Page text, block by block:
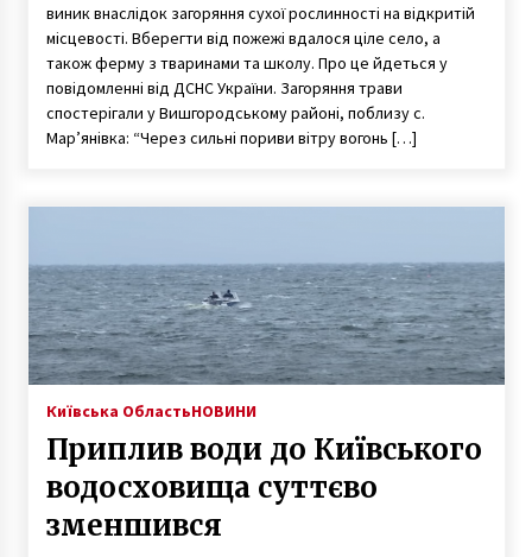
виник внаслідок загоряння сухої рослинності на відкритій
місцевості. Вберегти від пожежі вдалося ціле село, а
також ферму з тваринами та школу. Про це йдеться у
повідомленні від ДСНС України. Загоряння трави
спостерігали у Вишгородському районі, поблизу с.
Мар’янівка: “Через сильні пориви вітру вогонь […]
Київська ОбластьНОВИНИ
Приплив води до Київського
водосховища суттєво
зменшився